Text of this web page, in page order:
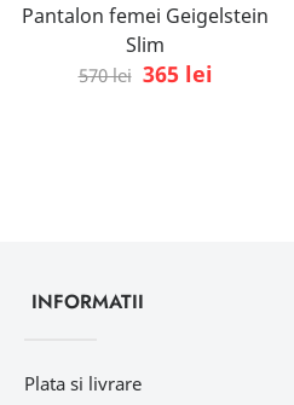
Pantalon femei Geigelstein
Slim
570 lei 365 lei
INFORMATII
Plata si livrare